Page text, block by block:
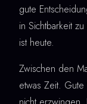
gute
in Sichtbarkeit
ist heute.
Zwischen den
etwas Zeit. Gute